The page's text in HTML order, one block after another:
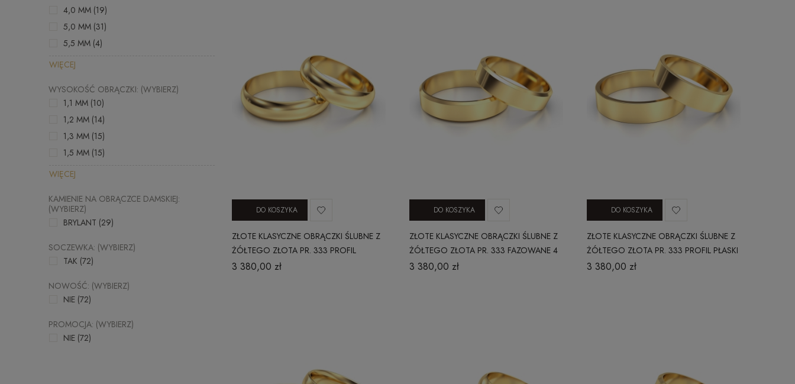
4,0 MM (19)
5,0 MM (31)
5,5 MM (4)
WIĘCEJ
WYSOKOŚĆ OBRĄCZKI: (WYBIERZ)
1,1 MM (10)
1,2 MM (14)
1,3 MM (15)
1,5 MM (15)
WIĘCEJ
KAMIENIE NA OBRĄCZCE DAMSKIEJ:
(WYBIERZ)
BRYLANT (29)
SOCZEWKA: (WYBIERZ)
TAK (72)
NOWOŚĆ: (WYBIERZ)
NIE (72)
PROMOCJA: (WYBIERZ)
NIE (72)
ZŁOTE KLASYCZNE OBRĄCZKI ŚLUBNE Z
ŻÓŁTEGO ZŁOTA PR. 333 PROFIL
WYPUKŁY 3 MM
3 380,00 zł
DO KOSZYKA
ZŁOTE KLASYCZNE OBRĄCZKI ŚLUBNE Z
ŻÓŁTEGO ZŁOTA PR. 333 FAZOWANE 4
MM
3 380,00 zł
DO KOSZYKA
ZŁOTE KLASYCZNE OBRĄCZKI ŚLUBNE Z
ŻÓŁTEGO ZŁOTA PR. 333 PROFIL PŁASKI
4 MM
3 380,00 zł
DO KOSZYKA